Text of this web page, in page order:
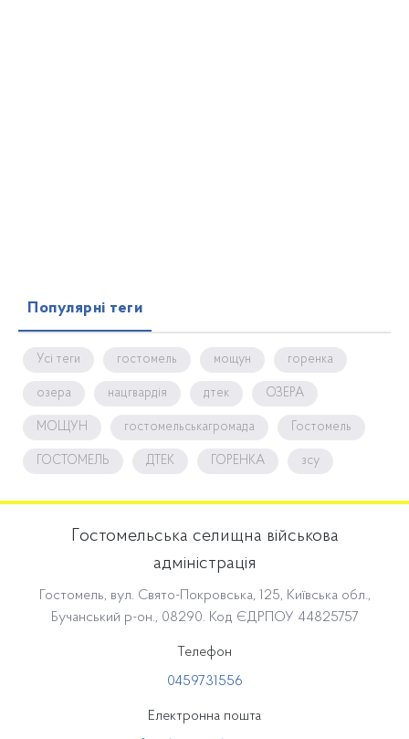
Популярні теги
Усі теги гостомель мощун горенка
озера нацгвардія дтек ОЗЕРА
МОЩУН гостомельськагромада Гостомель
ГОСТОМЕЛЬ ДТЕК ГОРЕНКА зсу
Гостомельська селищна військова
адміністрація
Гостомель, вул. Свято-Покровська, 125, Київська обл.,
Бучанський р-он., 08290. Код ЄДРПОУ 44825757
Телефон
0459731556
Електронна пошта